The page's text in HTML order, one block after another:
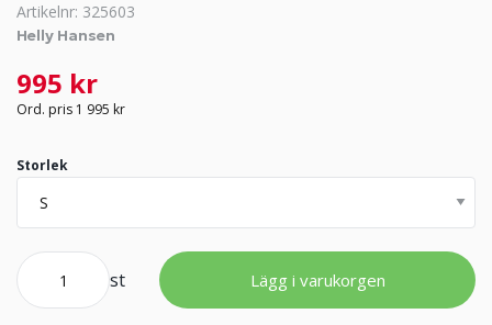
Artikelnr: 325603
Helly Hansen
995 kr
Ord. pris 1 995 kr
Storlek
st Lägg i varukorgen